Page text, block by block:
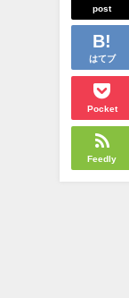
post
はてブ
Pocket
Feedly